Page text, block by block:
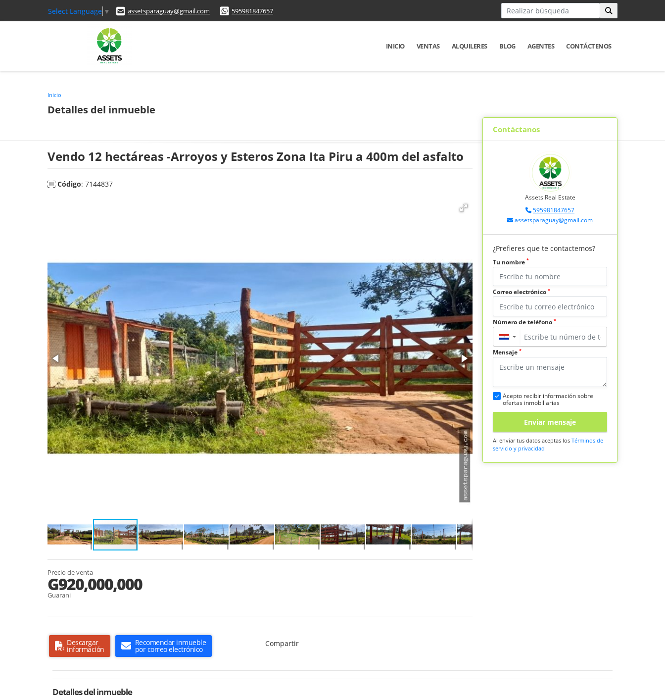
Select Language ▼ assetsparaguay@gmail.com 595981847657
INICIO VENTAS ALQUILERES BLOG AGENTES CONTÁCTENOS
Inicio
Detalles del inmueble
Vendo 12 hectáreas -Arroyos y Esteros Zona Ita Piru a 400m del asfalto
Código: 7144837
Precio de venta
G920,000,000
Guarani
Descargar
información
Recomendar inmueble
por correo electrónico
Compartir
Contáctanos
Assets Real Estate
595981847657
assetsparaguay@gmail.com
¿Prefieres que te contactemos?
Tu nombre *
Correo electrónico *
Número de teléfono *
▼
Mensaje *
Acepto recibir información sobre
ofertas inmobiliarias
Enviar mensaje
Al enviar tus datos aceptas los Términos de
servicio y privacidad
Detalles del inmueble